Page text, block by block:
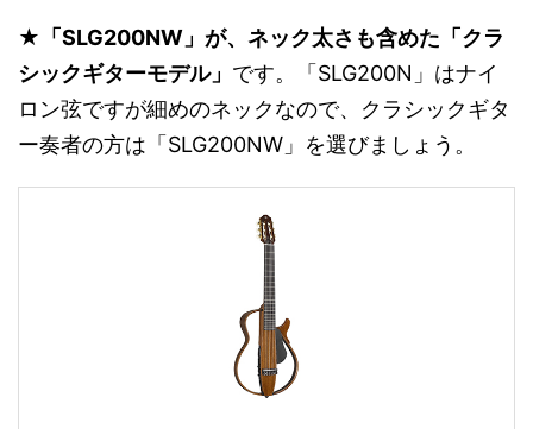
★ 「SLG200NW」が、ネック太さも含めた「クラ
シックギターモデル」 です。「SLG200N」はナイ
ロン弦ですが細めのネックなので、クラシックギタ
ー奏者の方は「SLG200NW」を選びましょう。